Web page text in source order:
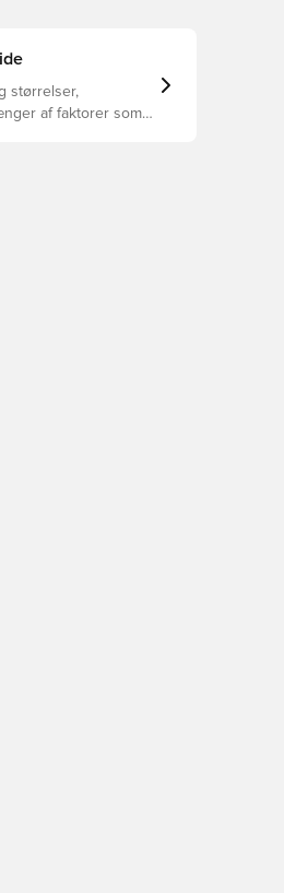
størrelser,
af faktorer som